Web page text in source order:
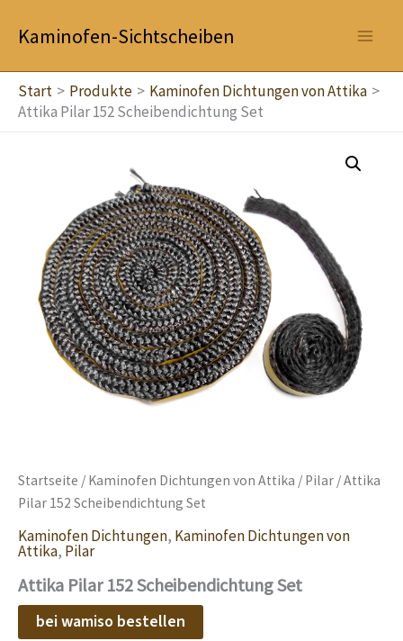
InhaltKaminofen-Sichtscheiben
Start Produkte
Kaminofen Dichtungen von Attika
Attika Pilar 152 Scheibendichtung Set
Startseite / Kaminofen Dichtungen von Attika / Pilar / Attika
Pilar 152 Scheibendichtung Set
Kaminofen Dichtungen, Kaminofen Dichtungen von
Attika, Pilar
Attika Pilar 152 Scheibendichtung Set
bei wamiso bestellen